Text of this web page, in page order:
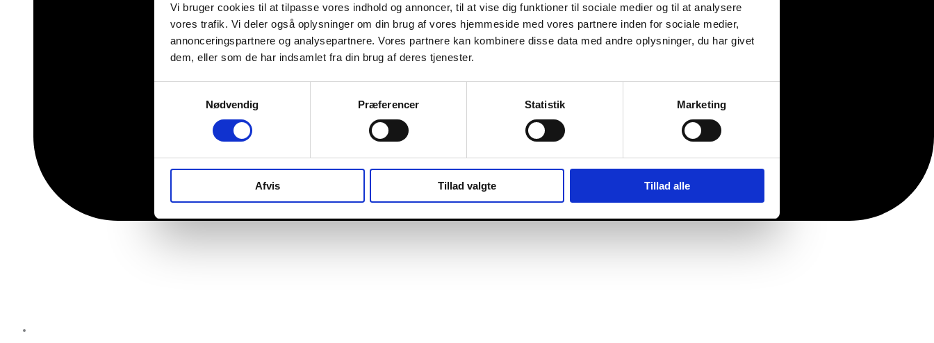
Vi bruger cookies til at tilpasse vores indhold og annoncer, til at vise dig funktioner til sociale medier og til at analysere
vores trafik. Vi deler også oplysninger om din brug af vores hjemmeside med vores partnere inden for sociale medier,
annonceringspartnere og analysepartnere. Vores partnere kan kombinere disse data med andre oplysninger, du har givet
dem, eller som de har indsamlet fra din brug af deres tjenester.
Nødvendig
Præferencer Statistik Marketing
Afvis Tillad valgte Tillad alle